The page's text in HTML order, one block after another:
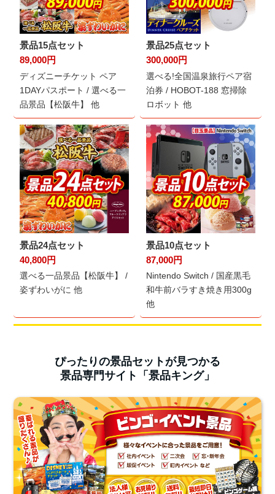
景品15点セット
89,000円
ディズニーチケット ペア
1DAYパスポート / 選べる一
品景品【松阪牛】 他
景品25点セット
300,000円
選べる!全国温泉旅行ペア宿
泊券 / HOBOT-188 窓掃除
ロボット 他
景品24点セット
40,800円
選べる一品景品【松阪牛】 /
姿ずわいがに 他
景品10点セット
87,000円
Nintendo Switch / 国産黒毛
和牛前バラすき焼き用300g
他
ぴったりの景品セットが見つかる
景品専門サイト「景品キング」